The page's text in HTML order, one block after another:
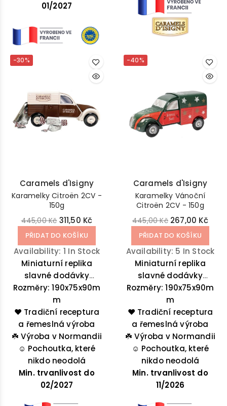
01/2027
nelepí se na zuby.
-30%
Caramels d'Isigny
Karamelky Citroën 2CV -
150g
445,00 Kč 311,50 Kč
PŘIDAT DO KOŠÍKU
Availability: 1 In Stock
Miniaturní replika
slavné dodávky
Citroën 2CV (v licenci
Citroën), která
obsahuje 150g
lahodných karamelek
se slaným máslem a
smetanou Isigny AOP.
Rozměry: 190x75x90m
m
❤️ Tradiční receptura
a řemeslná výroba
☘️ Výroba v Normandii
☺️ Pochoutka, které
nikdo neodolá
Min. trvanlivost do
02/2027
-40%
Caramels d'Isigny
Karamelky Vánoční
Citroën 2CV - 150g
445,00 Kč 267,00 Kč
PŘIDAT DO KOŠÍKU
Availability: 5 In Stock
Miniaturní replika
slavné dodávky
Citroën 2CV (v licenci
Citroën) ve vánoční
edici, která obsahuje
150g lahodných
karamelek se slaným
máslem a smetanou
Isigny AOP.
Rozměry: 190x75x90m
m
❤️ Tradiční receptura
a řemeslná výroba
☘️ Výroba v Normandii
☺️ Pochoutka, které
nikdo neodolá
Min. trvanlivost do
11/2026